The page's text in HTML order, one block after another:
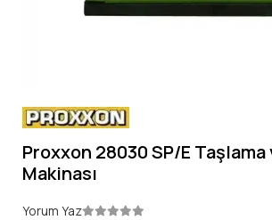
Proxxon 28030 SP/E
Makinası
Yorum Yaz